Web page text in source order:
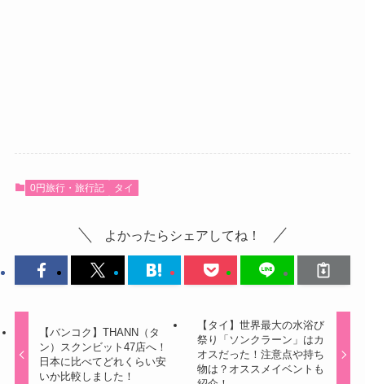
0円旅行・旅行記 タイ
よかったらシェアしてね！
【バンコク】THANN（タ
ン）スクンビット47店へ！
日本に比べてどれくらい安
いか比較しました！
【タイ】世界最大の水浴び
祭り「ソンクラーン」はカ
オスだった！注意点や持ち
物は？オススメイベントも